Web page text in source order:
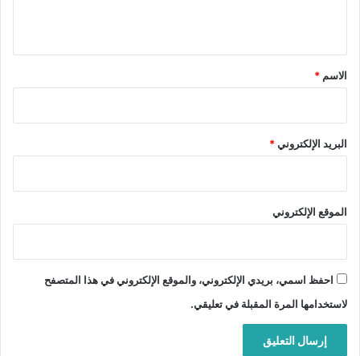
*
الاسم *
البريد الإلكتروني*
الموقع الإلكتروني
احفظ اسمي، بريدي الإلكتروني، والموقع الإلكتروني في هذا المتصفح
لاستخدامها المرة المقبلة في تعليقي.